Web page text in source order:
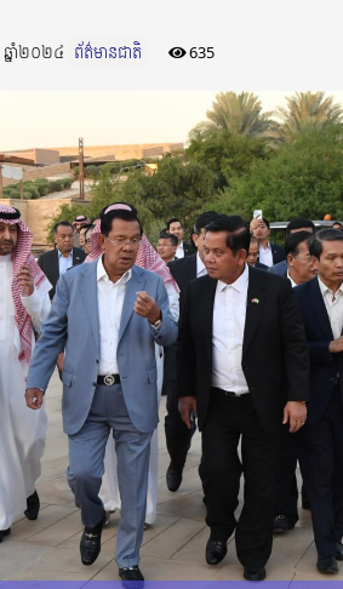
ឆ្នាំ២០២៤ ព័ត៌មានជាតិ 635